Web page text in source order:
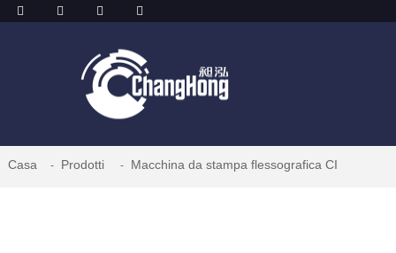
Casa Prodotti Macchina da stampa flessografica CI